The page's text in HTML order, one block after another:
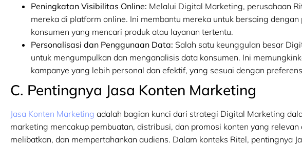
Peningkatan Visibilitas Online: Melalui Digital Marketing, perusahaan
mereka di platform online. Ini membantu mereka untuk bersaing
konsumen yang mencari produk atau layanan tertentu.
Personalisasi dan Penggunaan Data: Salah satu keunggulan besar
untuk mengumpulkan dan menganalisis data konsumen. Ini
kampanye yang lebih personal dan efektif, yang sesuai dengan
C. Pentingnya Jasa Konten Marketing
Jasa Konten Marketing adalah bagian kunci dari strategi Digital Marketing
marketing mencakup pembuatan, distribusi, dan promosi konten yang
melibatkan, dan mempertahankan audiens. Dalam konteks Ritel, pentingnya